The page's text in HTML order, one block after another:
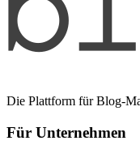
Die Plattform für Blog-
Für Unternehmen